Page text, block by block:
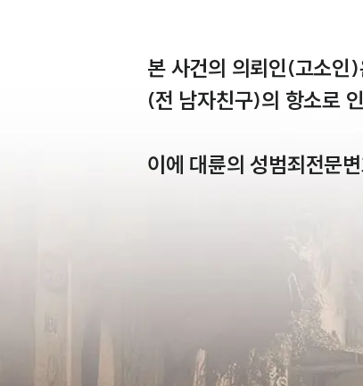
본 사건의 의뢰인(고소인
(전 남자친구)의 항소로
이에 대륜의 성범죄전문